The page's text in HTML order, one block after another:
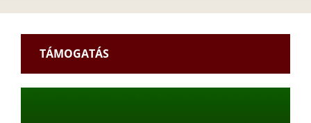
TÁMOGATÁS